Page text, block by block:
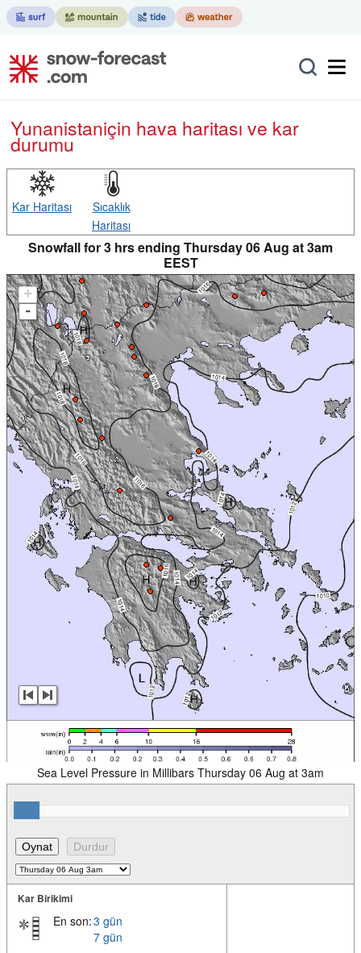
Yunanistaniçin hava haritası ve kar
durumu
Kar Haritası
Sıcaklık
Haritası
Snowfall for 3 hrs ending Thursday 06 Aug at 3am
EEST
+
-
Sea Level Pressure in Millibars Thursday 06 Aug at 3am
Kar Birikimi
En son:3 gün
7 gün